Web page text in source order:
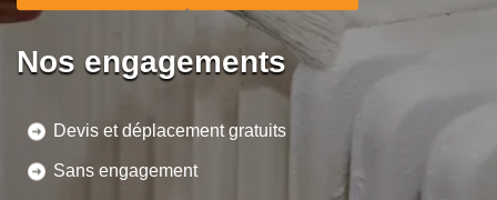
Nos engagements
Devis et déplacement gratuits
Sans engagement